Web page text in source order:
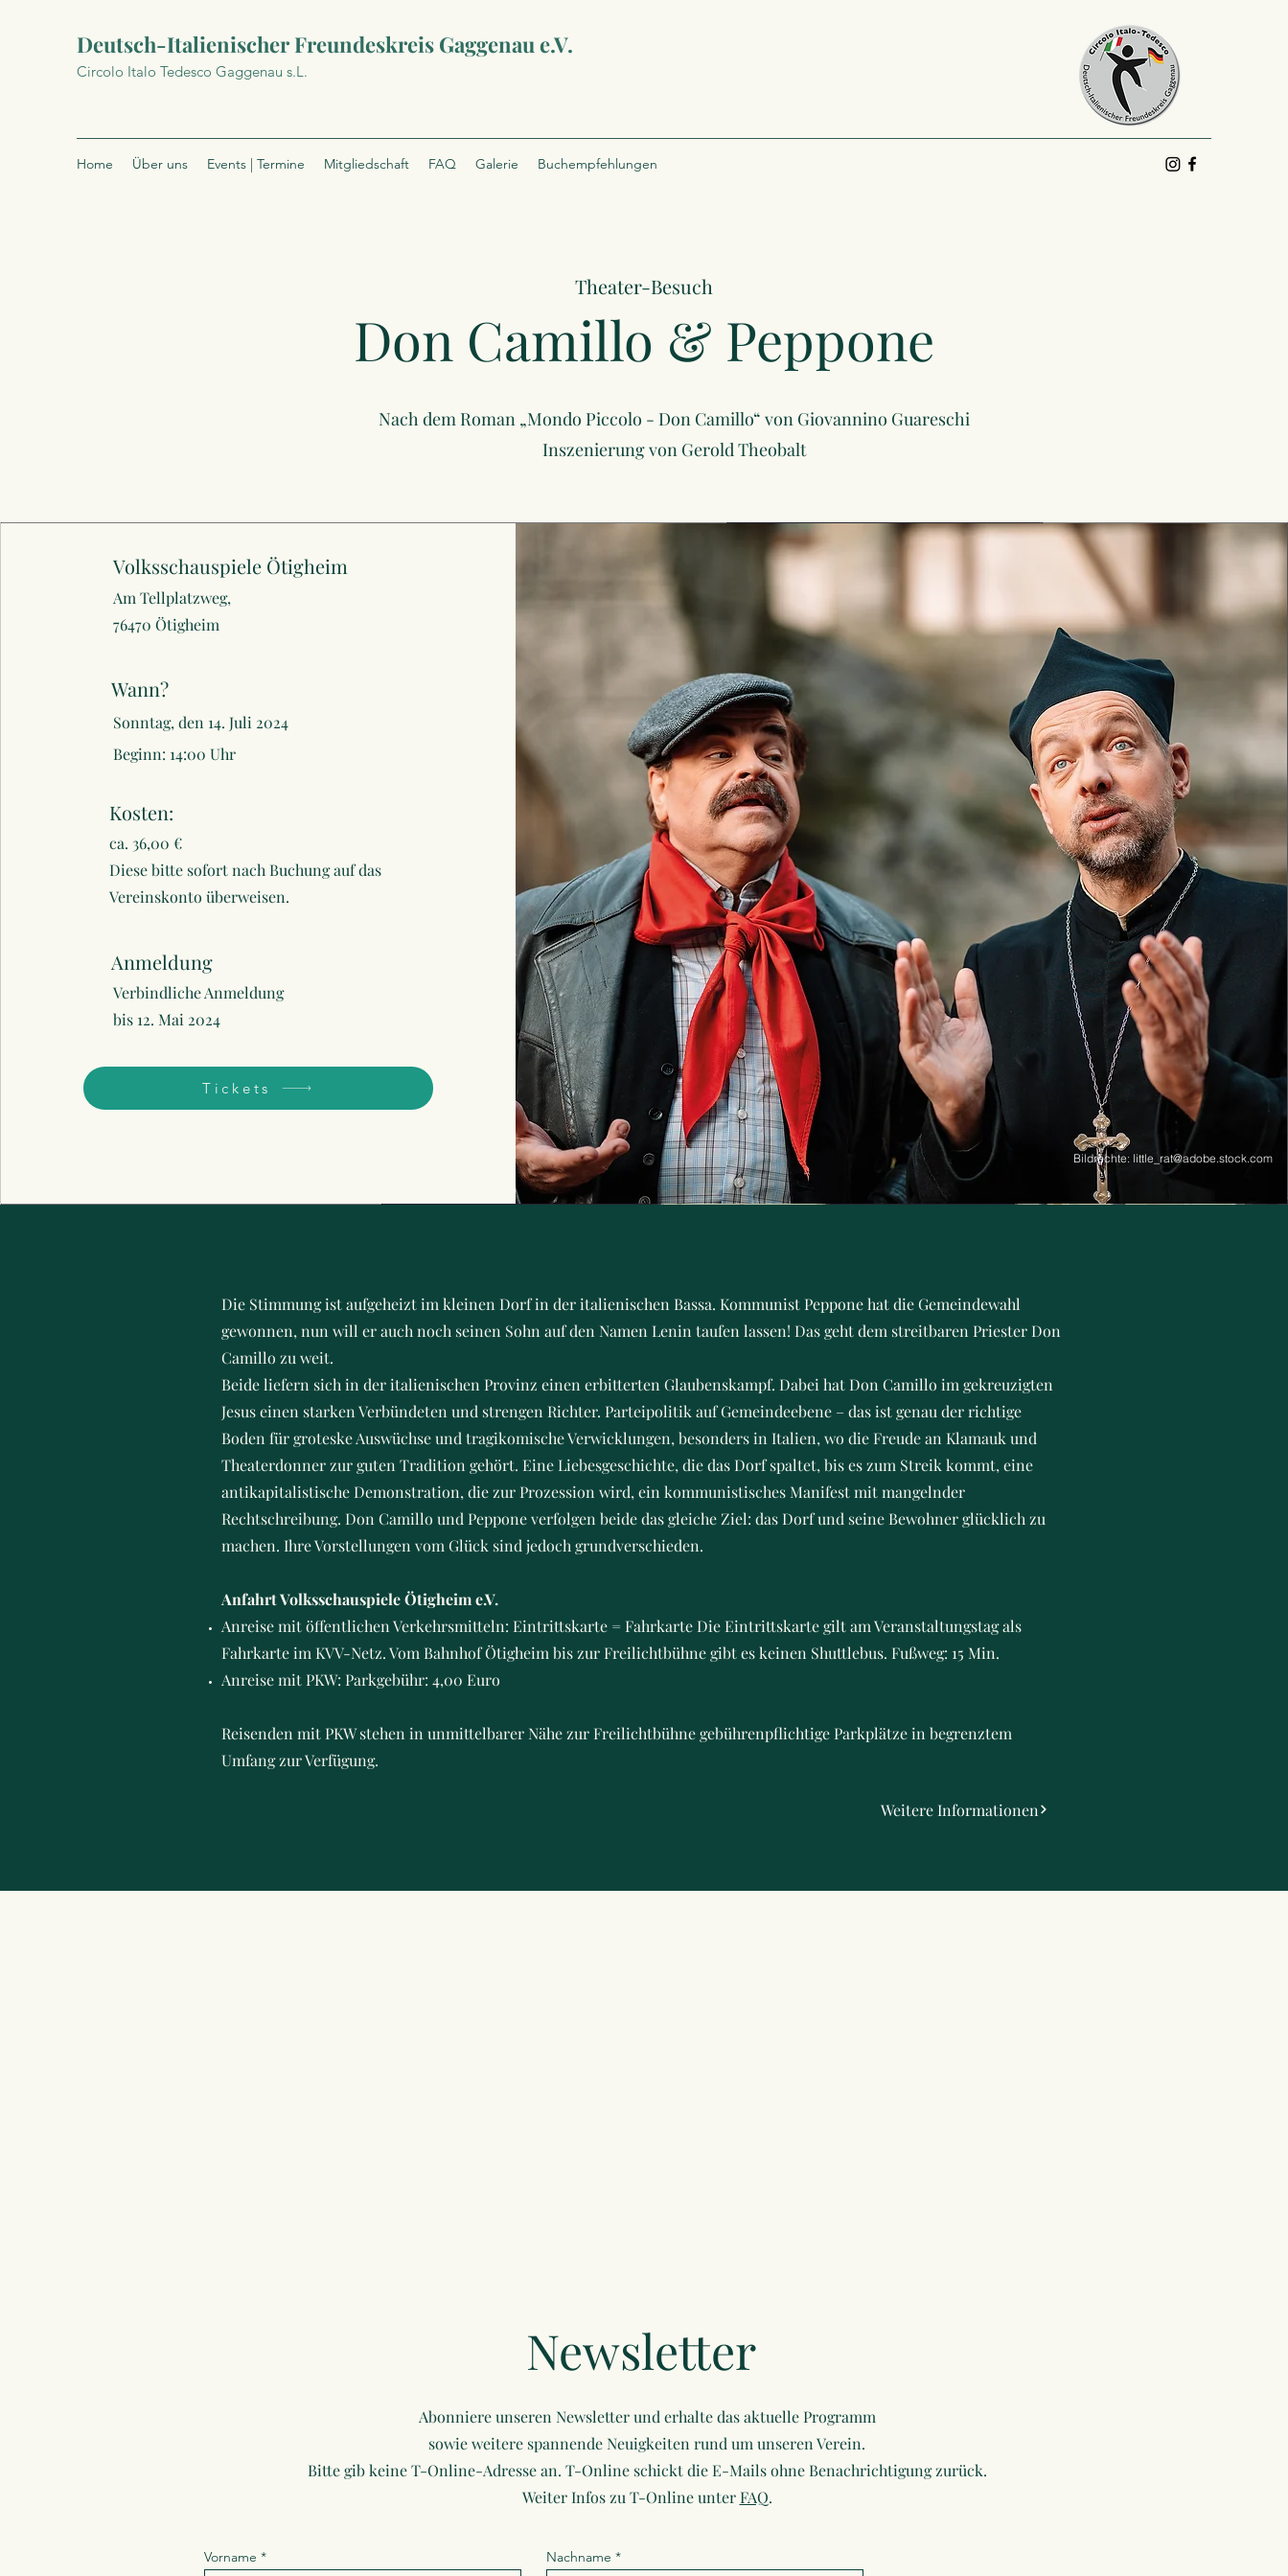
Deutsch-Italienischer Freundeskreis Gaggenau e.V.
Circolo Italo Tedesco Gaggenau s.L.
Home Über uns Events | Termine Mitgliedschaft FAQ Galerie Buchempfehlungen
Theater-Besuch
Don Camillo & Peppone
Nach dem Roman „Mondo Piccolo - Don Camillo“ von Giovannino Guareschi
Inszenierung von Gerold Theobalt
Volksschauspiele Ötigheim
Am Tellplatzweg,
76470 Ötigheim
Wann?
Sonntag, den 14. Juli 2024
Beginn: 14:00 Uhr
Kosten:
ca. 36,00 €
Diese bitte sofort nach Buchung auf das
Vereinskonto überweisen.
Anmeldung
Verbindliche Anmeldung
bis 12. Mai 2024
Tickets
Bildrechte: little_rat@adobe.stock.com
Die Stimmung ist aufgeheizt im kleinen Dorf in der italienischen Bassa. Kommunist Peppone hat die Gemeindewahl
gewonnen, nun will er auch noch seinen Sohn auf den Namen Lenin taufen lassen! Das geht dem streitbaren Priester Don
Camillo zu weit.
Beide liefern sich in der italienischen Provinz einen erbitterten Glaubenskampf. Dabei hat Don Camillo im gekreuzigten
Jesus einen starken Verbündeten und strengen Richter. Parteipolitik auf Gemeindeebene – das ist genau der richtige
Boden für groteske Auswüchse und tragikomische Verwicklungen, besonders in Italien, wo die Freude an Klamauk und
Theaterdonner zur guten Tradition gehört. Eine Liebesgeschichte, die das Dorf spaltet, bis es zum Streik kommt, eine
antikapitalistische Demonstration, die zur Prozession wird, ein kommunistisches Manifest mit mangelnder
Rechtschreibung. Don Camillo und Peppone verfolgen beide das gleiche Ziel: das Dorf und seine Bewohner glücklich zu
machen. Ihre Vorstellungen vom Glück sind jedoch grundverschieden.
Anfahrt Volksschauspiele Ötigheim e.V.
Anreise mit öffentlichen Verkehrsmitteln: Eintrittskarte = Fahrkarte Die Eintrittskarte gilt am Veranstaltungstag als
Fahrkarte im KVV-Netz. Vom Bahnhof Ötigheim bis zur Freilichtbühne gibt es keinen Shuttlebus. Fußweg: 15 Min.
Anreise mit PKW: Parkgebühr: 4,00 Euro
Reisenden mit PKW stehen in unmittelbarer Nähe zur Freilichtbühne gebührenpflichtige Parkplätze in begrenztem
Umfang zur Verfügung.
Weitere Informationen
Newsletter
Abonniere unseren Newsletter und erhalte das aktuelle Programm
sowie weitere spannende Neuigkeiten rund um unseren Verein.
Bitte gib keine T-Online-Adresse an. T-Online schickt die E-Mails ohne Benachrichtigung zurück.
Weiter Infos zu T-Online unterFAQ.
Vorname Nachname